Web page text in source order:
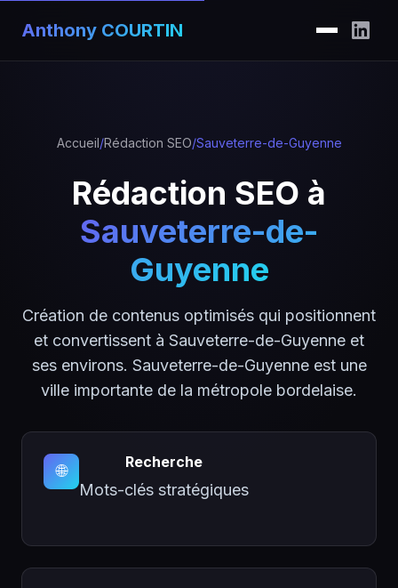
Anthony COURTIN
Accueil/Rédaction SEO/Sauveterre-de-Guyenne
Rédaction SEO à
Sauveterre-de-
Guyenne
Création de contenus optimisés qui positionnent
et convertissent à Sauveterre-de-Guyenne et
ses environs. Sauveterre-de-Guyenne est une
ville importante de la métropole bordelaise.
🌐 Recherche
Mots-clés stratégiques